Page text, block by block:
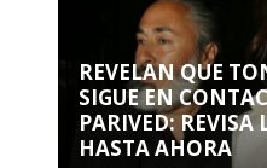
REVELAN QUE
SIGUE EN
PARIVED: REVISA
HASTA AHORA